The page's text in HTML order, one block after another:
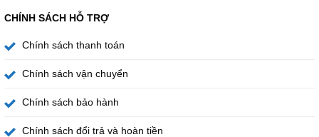
CHÍNH SÁCH HỖ TRỢ
Chính sách thanh toán
Chính sách vận chuyển
Chính sách bảo hành
Chính sách đổi trả và hoàn tiền